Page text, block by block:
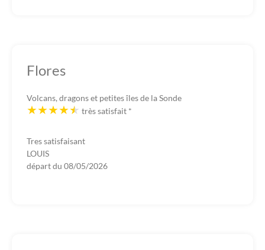
Flores
Volcans, dragons et petites îles de la Sonde
très satisfait *
Tres satisfaisant
LOUIS
départ du 08/05/2026